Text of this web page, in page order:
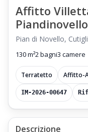
Affitto
Pian di Novello,
130 m²2 bagni3 camere
Terratetto Affitto-
IM-2026-00647
Descrizione